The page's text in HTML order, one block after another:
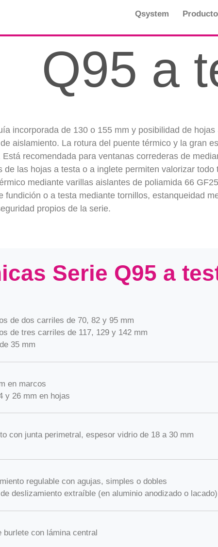
Qsystem
Q95 a
incorporada de 130 o 155 mm y posibilidad de
aislamiento. La rotura del puente térmico y la gran
recomendada para ventanas correderas de
las hojas a testa o a inglete permiten valorizar todo
mediante varillas aislantes de poliamida 66
o a testa mediante tornillos, estanqueidad
propios de la serie.
Serie Q95 a
de dos carriles de 70, 82 y 95 mm
de tres carriles de 117, 129 y 142 mm
35 mm
en marcos
y 26 mm en hojas
con junta perimetral, espesor vidrio de 18 a 30 mm
regulable con agujas, simples o dobles
deslizamiento extraíble (en aluminio anodizado o lacado)
burlete con lámina central